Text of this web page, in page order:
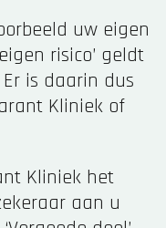
uw eigen
risico’ geldt
is daarin dus
Kliniek of
Kliniek het
aan u